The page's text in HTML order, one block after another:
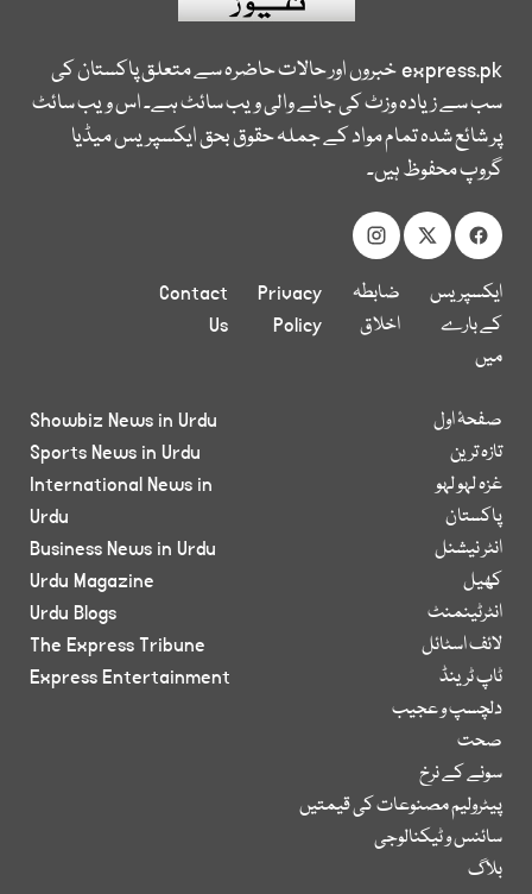
express.pkخبروں اور حالات حاضرہ سے متعلق پاکستان کی
سب سے زیادہ وزٹ کی جانے والی ویب سائٹ ہے۔ اس ویب سائٹ
پر شائع شدہ تمام مواد کے جملہ حقوق بحق ایکسپریس میڈیا
گروپ محفوظ ہیں۔
ایکسپریس
کے بارے
میں
ضابطہ
اخلاق
Privacy
Policy
Contact
Us
صفحۂ اول
تازہ ترین
غزہ لہو لہو
پاکستان
انٹر نیشنل
کھیل
انٹرٹینمنٹ
لائف اسٹائل
ٹاپ ٹرینڈ
دلچسپ و عجیب
صحت
سونے کے نرخ
پیٹرولیم مصنوعات کی قیمتیں
سائنس و ٹیکنالوجی
بلاگ
Showbiz News in Urdu
Sports News in Urdu
International News in
Urdu
Business News in Urdu
Urdu Magazine
Urdu Blogs
The Express Tribune
Express Entertainment